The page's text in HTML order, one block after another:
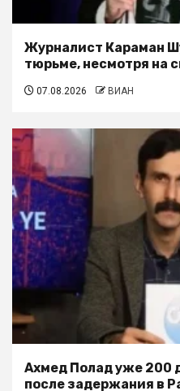
Журналист Караман
тюрьме, несмотря на
07.08.2026 ВИАН
Ахмед Полад уже 200
после задержания в